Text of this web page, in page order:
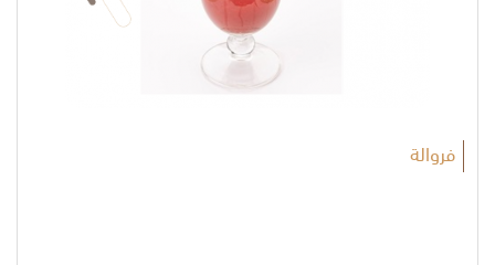
فروالة